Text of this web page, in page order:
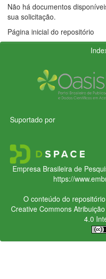
Não há documentos
sua solicitação.
Página inicial do repositório
Suportado por
Empresa Brasileira de
https://
O conteúdo do
Creative CommonsAtribuição
4.0